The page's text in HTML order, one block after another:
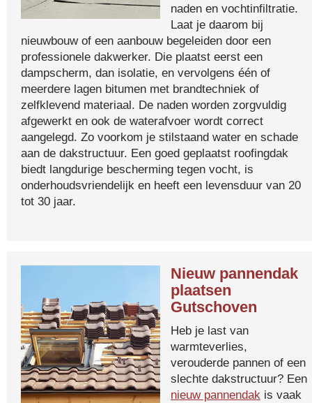
naden en vochtinfiltratie.
Laat je daarom bij
nieuwbouw of een aanbouw begeleiden door een
professionele dakwerker. Die plaatst eerst een
dampscherm, dan isolatie, en vervolgens één of
meerdere lagen bitumen met brandtechniek of
zelfklevend materiaal. De naden worden zorgvuldig
afgewerkt en ook de waterafvoer wordt correct
aangelegd. Zo voorkom je stilstaand water en schade
aan de dakstructuur. Een goed geplaatst roofingdak
biedt langdurige bescherming tegen vocht, is
onderhoudsvriendelijk en heeft een levensduur van 20
tot 30 jaar.
Nieuw pannendak
plaatsen
Gutschoven
Heb je last van
warmteverlies,
verouderde pannen of een
slechte dakstructuur? Een
nieuw pannendak is vaak